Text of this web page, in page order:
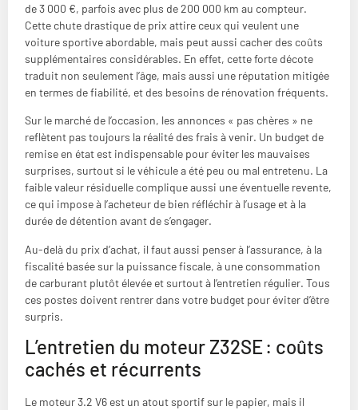
de 3 000 €, parfois avec plus de 200 000 km au compteur.
Cette chute drastique de prix attire ceux qui veulent une
voiture sportive abordable, mais peut aussi cacher des coûts
supplémentaires considérables. En effet, cette forte décote
traduit non seulement l’âge, mais aussi une réputation mitigée
en termes de fiabilité, et des besoins de rénovation fréquents.
Sur le marché de l’occasion, les annonces « pas chères » ne
reflètent pas toujours la réalité des frais à venir. Un budget de
remise en état est indispensable pour éviter les mauvaises
surprises, surtout si le véhicule a été peu ou mal entretenu. La
faible valeur résiduelle complique aussi une éventuelle revente,
ce qui impose à l’acheteur de bien réfléchir à l’usage et à la
durée de détention avant de s’engager.
Au-delà du prix d’achat, il faut aussi penser à l’assurance, à la
fiscalité basée sur la puissance fiscale, à une consommation
de carburant plutôt élevée et surtout à l’entretien régulier. Tous
ces postes doivent rentrer dans votre budget pour éviter d’être
surpris.
L’entretien du moteur Z32SE : coûts
cachés et récurrents
Le moteur 3.2 V6 est un atout sportif sur le papier, mais il